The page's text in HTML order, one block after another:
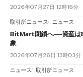
2026年07月27日 12時16分
取引所ニュース ニュース
BitMart閉鎖へ──資産は8
象
2026年07月26日 13時03分
ニュース 取引所ニュース